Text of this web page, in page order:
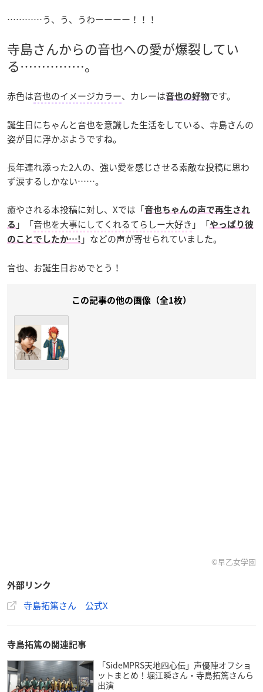
…………う、う、うわーーーー！！！
寺島さんからの音也への愛が爆裂してい
る……………。
赤色は音也のイメージカラー、カレーは音也の好物です。
誕生日にちゃんと音也を意識した生活をしている、寺島さんの
姿が目に浮かぶようですね。
長年連れ添った2人の、強い愛を感じさせる素敵な投稿に思わ
ず涙するしかない……。
癒やされる本投稿に対し、Xでは「音也ちゃんの声で再生され
る 」「音也を大事にしてくれるてらしー大好き 」「やっぱり彼
のことでしたか…! 」などの声が寄せられていました。
音也、お誕生日おめでとう！
この記事の他の画像（全1枚）
©早乙女学園
外部リンク
寺島拓篤さん 公式X
寺島拓篤の関連記事
「SideMPRS天地四心伝」声優陣オフショ
ットまとめ！堀江瞬さん・寺島拓篤さんら
出演